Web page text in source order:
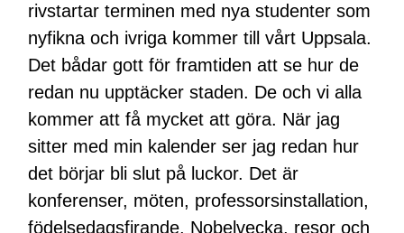
rivstartar terminen med nya studenter som
nyfikna och ivriga kommer till vårt Uppsala.
Det bådar gott för framtiden att se hur de
redan nu upptäcker staden. De och vi alla
kommer att få mycket att göra. När jag
sitter med min kalender ser jag redan hur
det börjar bli slut på luckor. Det är
konferenser, möten, professorsinstallation,
födelsedagsfirande, Nobelvecka, resor och